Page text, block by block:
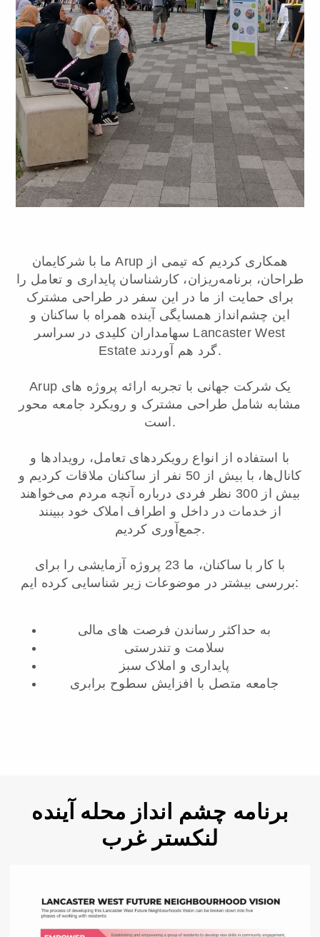
ما با شرکایمان Arup همکاری کردیم که تیمی از
طراحان، برنامه‌ریزان، کارشناسان پایداری و تعامل را
برای حمایت از ما در این سفر در طراحی مشترک
این چشم‌انداز همسایگی آینده همراه با ساکنان و
سهامداران کلیدی در سراسر Lancaster West
Estate گرد هم آوردند.
Arup یک شرکت جهانی با تجربه ارائه پروژه های
مشابه شامل طراحی مشترک و رویکرد جامعه محور
است.
با استفاده از انواع رویکردهای تعامل، رویدادها و
کانال‌ها، با بیش از 50 نفر از ساکنان ملاقات کردیم و
بیش از 300 نظر فردی درباره آنچه مردم می‌خواهند
از خدمات در داخل و اطراف املاک خود ببینند
جمع‌آوری کردیم.
با کار با ساکنان، ما 23 پروژه آزمایشی را برای
بررسی بیشتر در موضوعات زیر شناسایی کرده ایم:
به حداکثر رساندن فرصت های مالی
سلامت و تندرستی
پایداری و املاک سبز
جامعه متصل با افزایش سطوح برابری
برنامه چشم انداز محله آینده
لنکستر غرب